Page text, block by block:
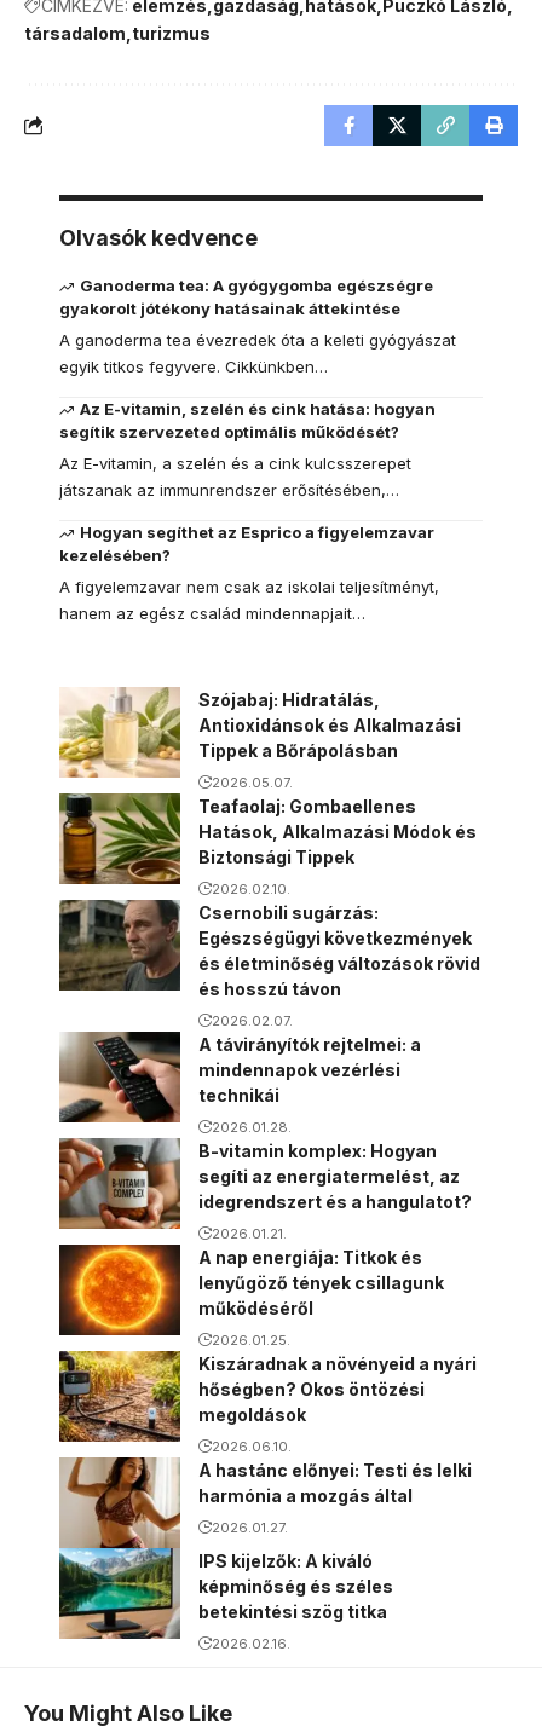
CÍMKÉZVE: elemzés gazdaság hatások Puczkó László
társadalom turizmus
Olvasók kedvence
Ganoderma tea: A gyógygomba egészségre
gyakorolt jótékony hatásainak áttekintése
A ganoderma tea évezredek óta a keleti gyógyászat
egyik titkos fegyvere. Cikkünkben…
Az E-vitamin, szelén és cink hatása: hogyan
segítik szervezeted optimális működését?
Az E-vitamin, a szelén és a cink kulcsszerepet
játszanak az immunrendszer erősítésében,…
Hogyan segíthet az Esprico a figyelemzavar
kezelésében?
A figyelemzavar nem csak az iskolai teljesítményt,
hanem az egész család mindennapjait…
Szójabaj: Hidratálás,
Antioxidánsok és Alkalmazási
Tippek a Bőrápolásban
2026.05.07.
Teafaolaj: Gombaellenes
Hatások, Alkalmazási Módok és
Biztonsági Tippek
2026.02.10.
Csernobili sugárzás:
Egészségügyi következmények
és életminőség változások rövid
és hosszú távon
2026.02.07.
A távirányítók rejtelmei: a
mindennapok vezérlési
technikái
2026.01.28.
B-vitamin komplex: Hogyan
segíti az energiatermelést, az
idegrendszert és a hangulatot?
2026.01.21.
A nap energiája: Titkok és
lenyűgöző tények csillagunk
működéséről
2026.01.25.
Kiszáradnak a növényeid a nyári
hőségben? Okos öntözési
megoldások
2026.06.10.
A hastánc előnyei: Testi és lelki
harmónia a mozgás által
2026.01.27.
IPS kijelzők: A kiváló
képminőség és széles
betekintési szög titka
2026.02.16.
You Might Also Like